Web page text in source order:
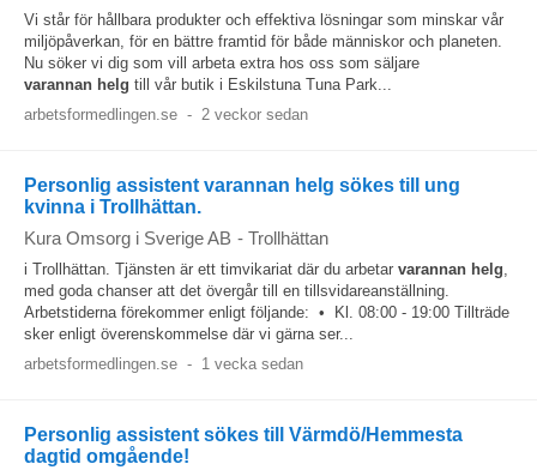
Vi står för hållbara produkter och effektiva lösningar som minskar vår
miljöpåverkan, för en bättre framtid för både människor och planeten.
Nu söker vi dig som vill arbeta extra hos oss som säljare
varannan helg till vår butik i Eskilstuna Tuna Park...
arbetsformedlingen.se - 2 veckor sedan
Personlig assistent varannan helg sökes till ung
kvinna i Trollhättan.
Kura Omsorg i Sverige AB - Trollhättan
i Trollhättan. Tjänsten är ett timvikariat där du arbetar varannan helg,
med goda chanser att det övergår till en tillsvidareanställning.
Arbetstiderna förekommer enligt följande: • Kl. 08:00 - 19:00 Tillträde
sker enligt överenskommelse där vi gärna ser...
arbetsformedlingen.se - 1 vecka sedan
Personlig assistent sökes till Värmdö/Hemmesta
dagtid omgående!